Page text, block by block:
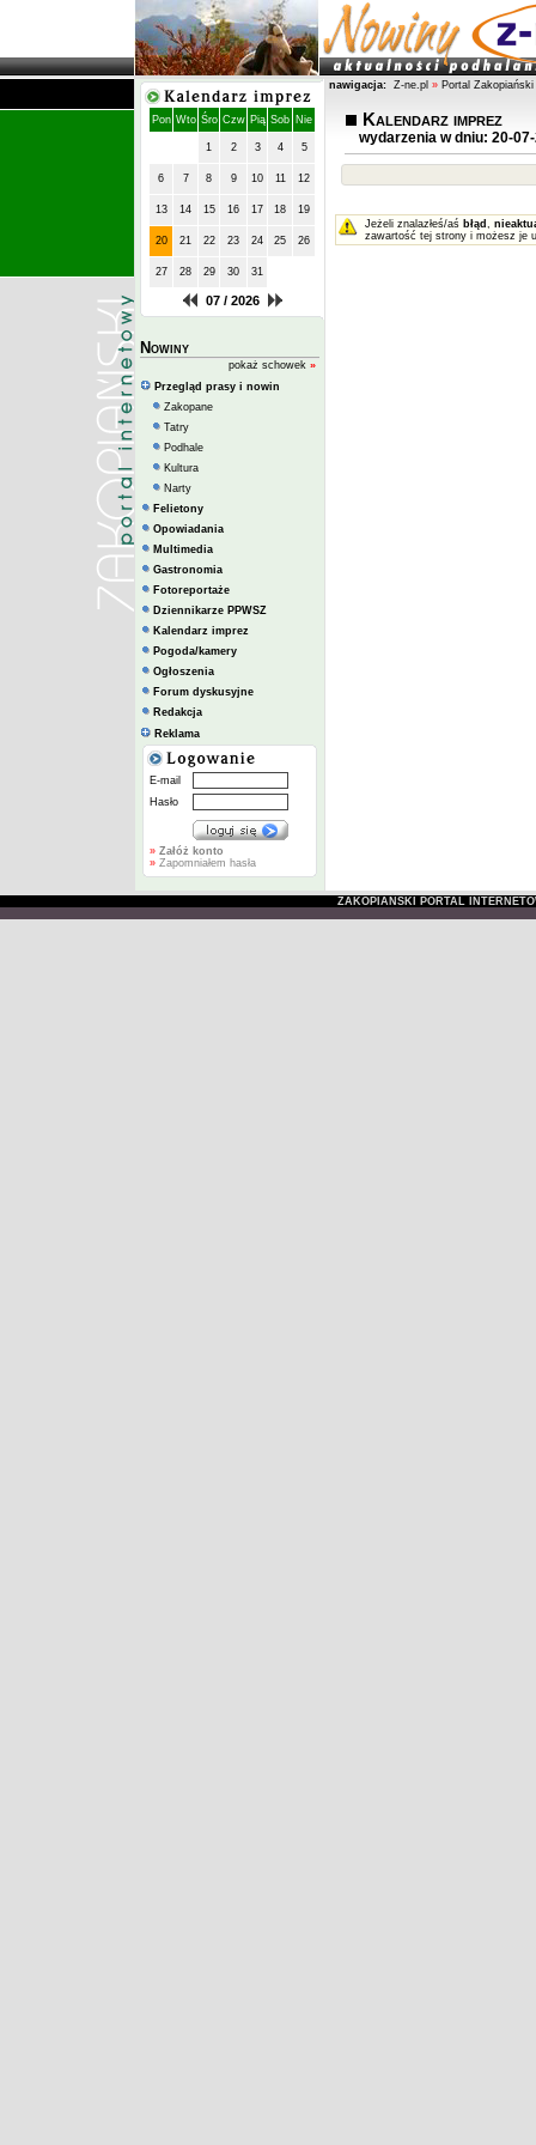
Pon Wto Śro Czw Pią Sob Nie
1 2 3 4 5
6 7 8 9 10 11 12
13 14 15 16 17 18 19
20 21 22 23 24 25 26
27 28 29 30 31
07 / 2026
Nowiny
pokaż schowek »
Przegląd prasy i nowin
Zakopane
Tatry
Podhale
Kultura
Narty
Felietony
Opowiadania
Multimedia
Gastronomia
Fotoreportaże
Dziennikarze PPWSZ
Kalendarz imprez
Pogoda/kamery
Ogłoszenia
Forum dyskusyjne
Redakcja
Reklama
E-mail
Hasło
» Załóż konto
» Zapomniałem hasła
nawigacja: Z-ne.pl » Portal Zakopiański
Kalendarz imprez
wydarzenia w dniu: 20-
Jeżeli znalazłeś/aś błąd ,
zawartość tej strony i możesz je
ZAKOPIAŃSKI PORTAL